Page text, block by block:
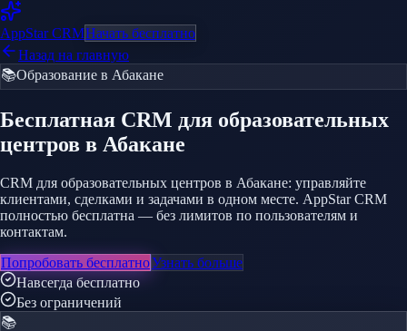
AppStarCRMНачать бесплатно
Назад на главную
📚Образование в Абакане
Бесплатная CRM для образовательных
центров в Абакане
CRM для образовательных центров в Абакане: управляйте
клиентами, сделками и задачами в одном месте. AppStar CRM
полностью бесплатна — без лимитов по пользователям и
контактам.
Попробовать бесплатноУзнать больше
Навсегда бесплатно
Без ограничений
📚